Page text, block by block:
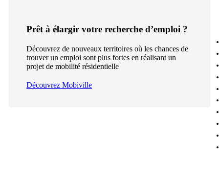
Prêt à élargir votre recherche d’emploi ?
Découvrez de nouveaux territoires où les chances de
trouver un emploi sont plus fortes en réalisant un
projet de mobilité résidentielle
Découvrez Mobiville